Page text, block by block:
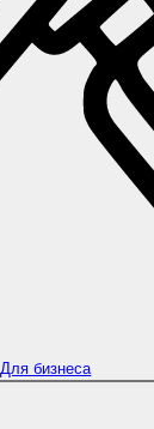
Для бизнеса